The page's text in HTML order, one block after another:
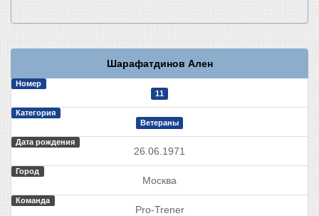
Шарафатдинов Ален
Номер
11
Категория
Ветераны
Дата рождения
26.06.1971
Город
Москва
Команда
Pro-Trener